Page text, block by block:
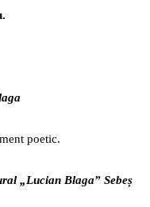
poetic.
„Lucian Blaga” Sebeș